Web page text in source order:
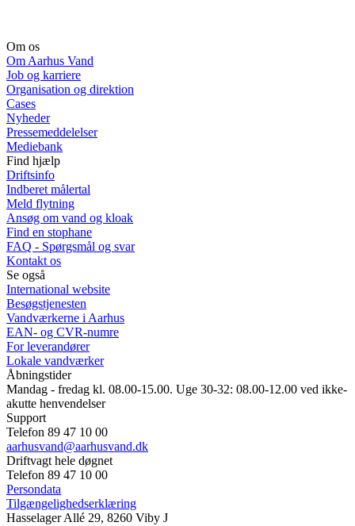
Om os
Om Aarhus Vand
Job og karriere
Organisation og direktion
Cases
Nyheder
Pressemeddelelser
Mediebank
Find hjælp
Driftsinfo
Indberet målertal
Meld flytning
Ansøg om vand og kloak
Find en stophane
FAQ - Spørgsmål og svar
Kontakt os
Se også
International website
Besøgstjenesten
Vandværkerne i Aarhus
EAN- og CVR-numre
For leverandører
Lokale vandværker
Åbningstider
Mandag - fredag kl. 08.00-15.00. Uge 30-32: 08.00-12.00 ved ikke-
akutte henvendelser
Support
Telefon 89 47 10 00
aarhusvand@aarhusvand.dk
Driftvagt hele døgnet
Telefon 89 47 10 00
Persondata
Tilgængelighedserklæring
Hasselager Allé 29, 8260 Viby J